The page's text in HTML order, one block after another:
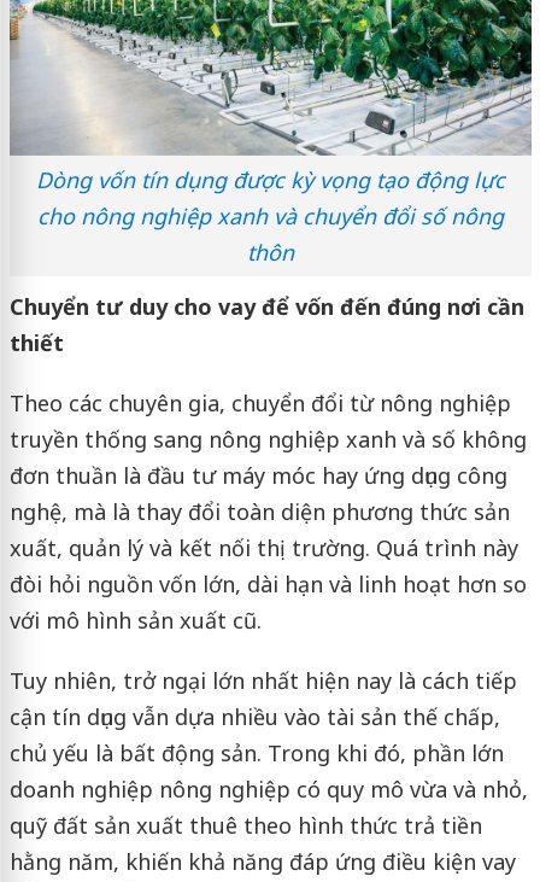
Dòng vốn tín dụng được kỳ vọng tạo động lực
cho nông nghiệp xanh và chuyển đổi số nông
thôn
Chuyển tư duy cho vay để vốn đến đúng nơi cần
thiết
Theo các chuyên gia, chuyển đổi từ nông nghiệp
truyền thống sang nông nghiệp xanh và số không
đơn thuần là đầu tư máy móc hay ứng dụng công
nghệ, mà là thay đổi toàn diện phương thức sản
xuất, quản lý và kết nối thị trường. Quá trình này
đòi hỏi nguồn vốn lớn, dài hạn và linh hoạt hơn so
với mô hình sản xuất cũ.
Tuy nhiên, trở ngại lớn nhất hiện nay là cách tiếp
cận tín dụng vẫn dựa nhiều vào tài sản thế chấp,
chủ yếu là bất động sản. Trong khi đó, phần lớn
doanh nghiệp nông nghiệp có quy mô vừa và nhỏ,
quỹ đất sản xuất thuê theo hình thức trả tiền
hằng năm, khiến khả năng đáp ứng điều kiện vay